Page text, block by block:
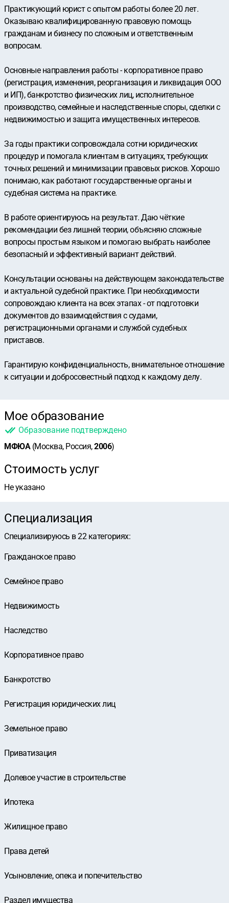
Практикующий юрист с опытом работы более 20 лет.
Оказываю квалифицированную правовую помощь
гражданам и бизнесу по сложным и ответственным
вопросам.
Основные направления работы - корпоративное право
(регистрация, изменения, реорганизация и ликвидация ООО
и ИП), банкротство физических лиц, исполнительное
производство, семейные и наследственные споры, сделки с
недвижимостью и защита имущественных интересов.
За годы практики сопровождала сотни юридических
процедур и помогала клиентам в ситуациях, требующих
точных решений и минимизации правовых рисков. Хорошо
понимаю, как работают государственные органы и
судебная система на практике.
В работе ориентируюсь на результат. Даю чёткие
рекомендации без лишней теории, объясняю сложные
вопросы простым языком и помогаю выбрать наиболее
безопасный и эффективный вариант действий.
Консультации основаны на действующем законодательстве
и актуальной судебной практике. При необходимости
сопровождаю клиента на всех этапах - от подготовки
документов до взаимодействия с судами,
регистрационными органами и службой судебных
приставов.
Гарантирую конфиденциальность, внимательное отношение
к ситуации и добросовестный подход к каждому делу.
Мое образование
Образование подтверждено
МФЮА(Москва, Россия,2006)
Стоимость услуг
Не указано
Специализация
Специализируюсь в22 категориях:
Гражданское право
Семейное право
Недвижимость
Наследство
Корпоративное право
Банкротство
Регистрация юридических лиц
Земельное право
Приватизация
Долевое участие в строительстве
Ипотека
Жилищное право
Права детей
Усыновление, опека и попечительство
Раздел имущества